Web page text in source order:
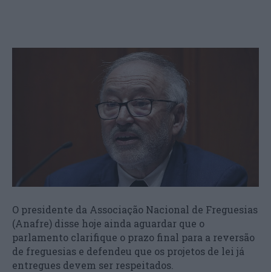
O presidente da Associação Nacional de Freguesias
(Anafre) disse hoje ainda aguardar que o
parlamento clarifique o prazo final para a reversão
de freguesias e defendeu que os projetos de lei já
entregues devem ser respeitados.